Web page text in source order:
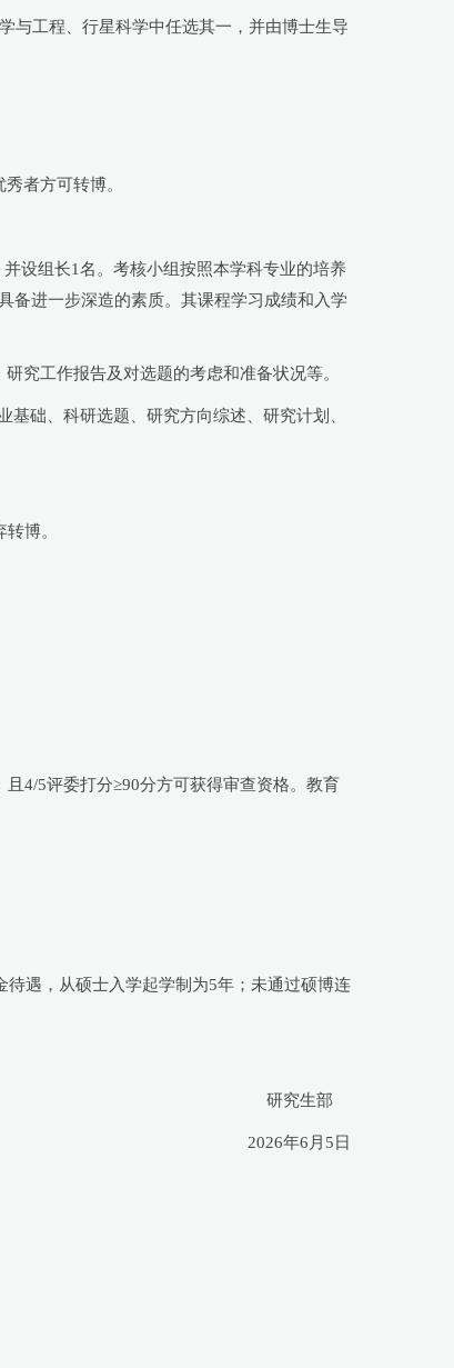
与工程、行星科学中任选其一，并由博士生导
者方可转博。
设组长1名。考核小组按照本学科专业的培养
备进一步深造的素质。其课程学习成绩和入学
究工作报告及对选题的考虑和准备状况等。
础、科研选题、研究方向综述、研究计划、
博。
4/5评委打分≥90分方可获得审查资格。教育
遇，从硕士入学起学制为5年；未通过硕博连
研究生部
2026年6月5日